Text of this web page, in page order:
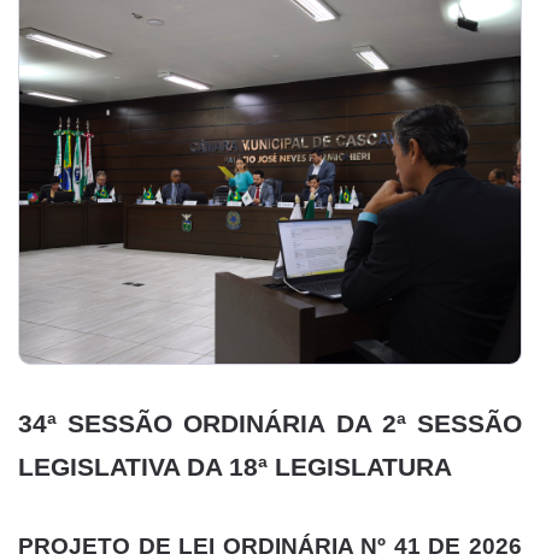
34ª SESSÃO ORDINÁRIA DA 2ª SESSÃO
LEGISLATIVA DA 18ª LEGISLATURA
PROJETO DE LEI ORDINÁRIA Nº 41 DE 2026